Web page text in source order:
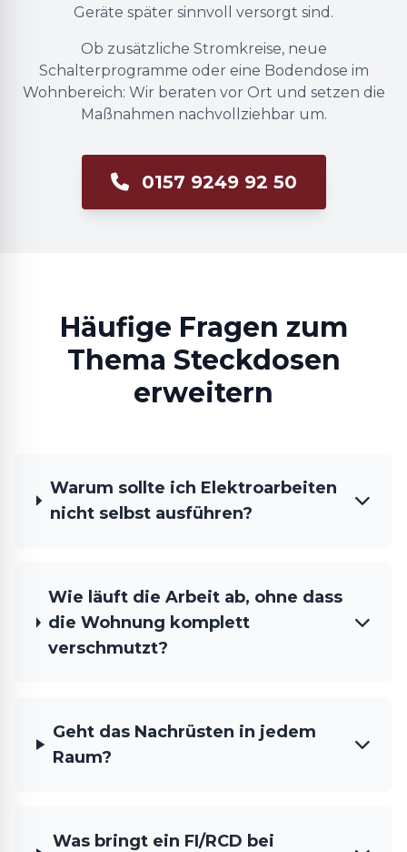
Geräte später sinnvoll versorgt sind.
Ob zusätzliche Stromkreise, neue
Schalterprogramme oder eine Bodendose im
Wohnbereich: Wir beraten vor Ort und setzen die
Maßnahmen nachvollziehbar um.
0157 9249 92 50
Häufige Fragen zum
Thema Steckdosen
erweitern
Warum sollte ich Elektroarbeiten
nicht selbst ausführen?
Wie läuft die Arbeit ab, ohne dass
die Wohnung komplett
verschmutzt?
Geht das Nachrüsten in jedem
Raum?
Was bringt ein FI/RCD bei